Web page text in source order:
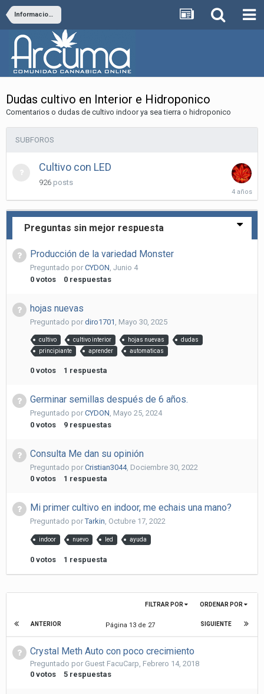
Informacion de Cultivo
Dudas cultivo en Interior e Hidroponico
Comentarios o dudas de cultivo indoor ya sea tierra o hidroponico
SUBFOROS
Cultivo con LED
926 posts
4,
2021
Preguntas sin mejor respuesta
Producción de la variedad Monster
Preguntado por CYDON, Junio 4
0 votos 0 respuestas
hojas nuevas
Preguntado por diro1701 Mayo 30, 2025
cultivo cultivo interior hojas nuevas
dudas
principiante
aprender automaticas
0 votos 1 respuesta
Germinar semillas después de 6 años.
Preguntado por CYDON, Mayo 25, 2024
0 votos 9 respuestas
Consulta Me dan su opinión
Preguntado por Cristian3044, Dociembre 30, 2022
0 votos 1 respuesta
Mi primer cultivo en indoor, me echais una mano?
Preguntado porTarkin, Octubre 17, 2022
indoor nuevo led ayuda
0 votos 1 respuesta
ORDENAR POR
FILTRAR POR
ANTERIOR SIGUIENTE
Página 13 de 27
Crystal Meth Auto con poco crecimiento
Preguntado por Guest FacuCarp Febrero 14, 2018
0 votos 5 respuestas